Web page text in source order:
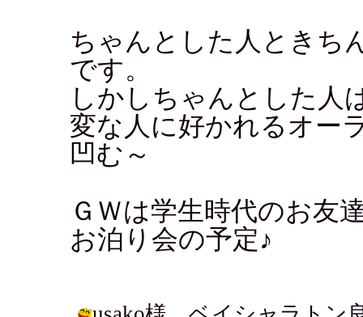
ちゃんとした人ときち
です。
しかしちゃんとした人
変な人に好かれるオー
凹む～
ＧＷは学生時代のお友
お泊り会の予定♪